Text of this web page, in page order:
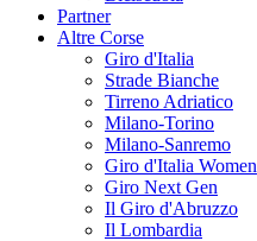
Partner
Altre Corse
Giro d'Italia
Strade Bianche
Tirreno Adriatico
Milano-Torino
Milano-Sanremo
Giro d'Italia Women
Giro Next Gen
Il Giro d'Abruzzo
Il Lombardia